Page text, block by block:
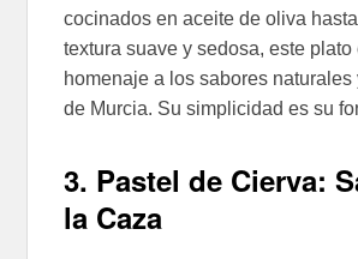
cocinados en aceite de oliva
textura suave y sedosa, este plato
homenaje a los sabores naturales
de Murcia. Su simplicidad es su
3. Pastel de Cierva:
la Caza